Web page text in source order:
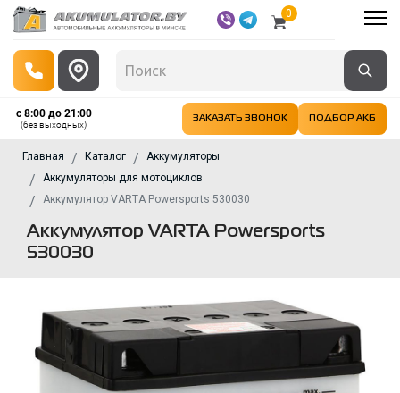
0
с 8:00 до 21:00
(без выходных)
ЗАКАЗАТЬ ЗВОНОК ПОДБОР АКБ
Главная Каталог
Аккумуляторы
Аккумуляторы для мотоциклов
Аккумулятор VARTA Powersports 530030
Аккумулятор VARTA Powersports
530030